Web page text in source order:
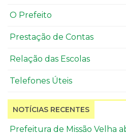
O Prefeito
Prestação de Contas
Relação das Escolas
Telefones Úteis
NOTÍCIAS RECENTES
Prefeitura de Missão Velha